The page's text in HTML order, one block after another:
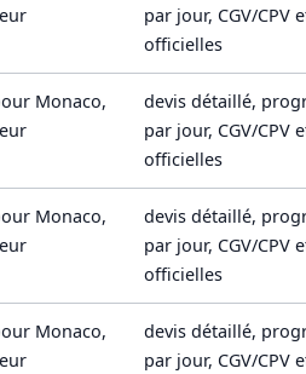
par jour, CGV/CPV
officielles
Monaco,
devis détaillé,
par jour, CGV/CPV
officielles
Monaco,
devis détaillé,
par jour, CGV/CPV
officielles
Monaco,
devis détaillé,
par jour, CGV/CPV